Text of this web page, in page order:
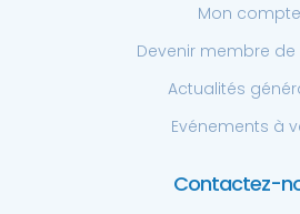
Mon compte
Devenir membre de
Actualités
Evénements à
Contactez-